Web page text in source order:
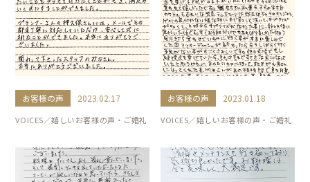
お客様の声 2023.02.17
VOICES／嬉しいお客様の声・ご婚礼
お客様の声 2023.01.18
VOICES／嬉しいお客様の声・ご婚礼